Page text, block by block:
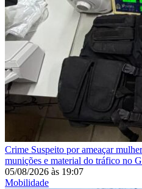
Crime Suspeito por ameaçar
munições e material do tráfico no
05/08/2026 às 19:07
Mobilidade